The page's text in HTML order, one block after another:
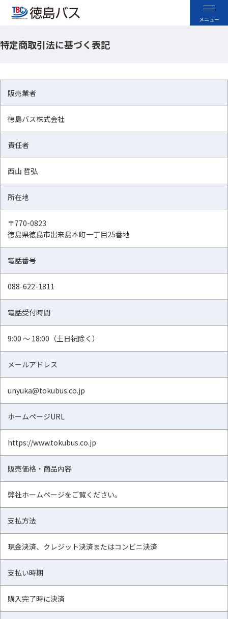
空港バス
路線バス
よくあるご質問
お問い合わせ
特定商取引法に基づく表記
販売業者
徳島バス株式会社
責任者
西山 哲弘
所在地
〒770-0823
徳島県徳島市出来島本町一丁目25番地
電話番号
088-622-1811
電話受付時間
9:00 ～ 18:00（土日祝除く）
メールアドレス
unyuka@tokubus.co.jp
ホームページURL
https://www.tokubus.co.jp
販売価格・商品内容
弊社ホームページをご覧ください。
支払方法
現金決済、クレジット決済またはコンビニ決済
支払い時期
購入完了時に決済